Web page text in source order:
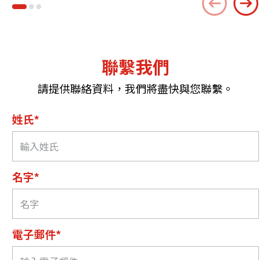
聯繫我們
請提供聯絡資料，我們將盡快與您聯繫。
姓氏*
名字*
電子郵件*